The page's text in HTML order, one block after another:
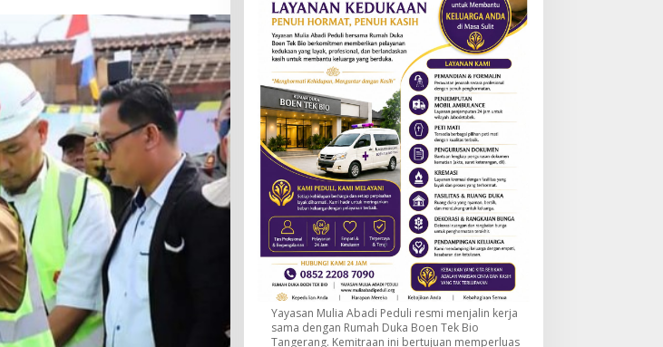
Yayasan Mulia Abadi Peduli resmi menjalin kerja
sama dengan Rumah Duka Boen Tek Bio
Tangerang. Kemitraan ini bertujuan memperluas